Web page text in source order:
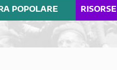
POPOLARE RISORSE